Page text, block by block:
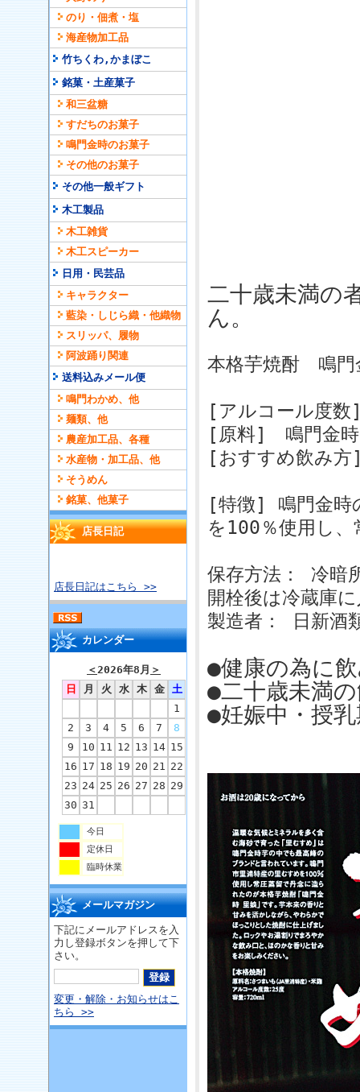
のり・佃煮・塩
海産物加工品
竹ちくわ,かまぼこ
銘菓・土産菓子
和三盆糖
すだちのお菓子
鳴門金時のお菓子
その他のお菓子
その他一般ギフト
木工製品
木工雑貨
木工スピーカー
日用・民芸品
キャラクター
藍染・しじら織・他織物
スリッパ、履物
阿波踊り関連
送料込みメール便
鳴門わかめ、他
麺類、他
農産加工品、各種
水産物・加工品、他
そうめん
銘菓、他菓子
店長日記
店長日記はこちら >>
カレンダー
＜2026年8月 ＞
日
月 火 水 木 金
土
1
2
3 4 5 6 7
8
9
10 11 12 13 14 15
16 17 18 19 20 21 22
23 24 25 26 27 28 29
30 31
今日
定休日
臨時休業
メールマガジン
下記にメールアドレスを入
力し登録ボタンを押して下
さい。
変更・解除・お知らせはこ
ちら >>
二十歳未満の
ん。
本格芋焼酎 鳴
[アルコール度
[原料] 鳴門金
[おすすめ飲み
[特徴] 鳴門金時
を100％使用し、
保存方法： 冷暗
開栓後は冷蔵庫
製造者： 日新酒
●健康の為に
●二十歳未満
●妊娠中・授